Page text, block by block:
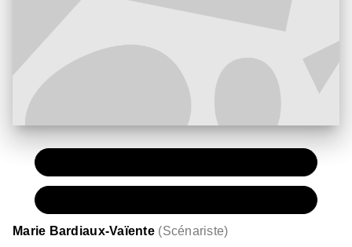
Marie Bardiaux-Vaïente (Scénariste)